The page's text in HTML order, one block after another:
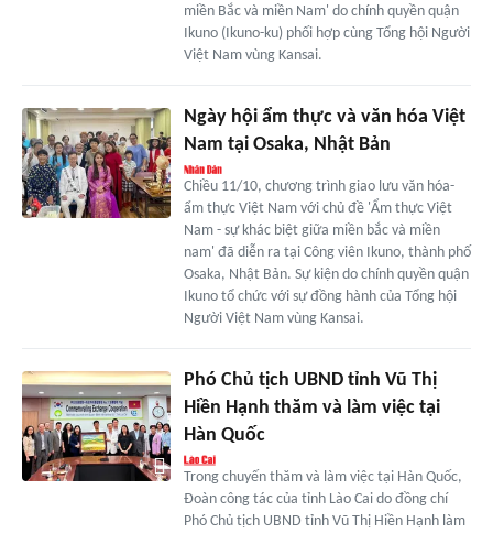
miền Bắc và miền Nam' do chính quyền quận
Ikuno (Ikuno-ku) phối hợp cùng Tổng hội Người
Việt Nam vùng Kansai.
Ngày hội ẩm thực và văn hóa Việt
Nam tại Osaka, Nhật Bản
Chiều 11/10, chương trình giao lưu văn hóa-
ẩm thực Việt Nam với chủ đề 'Ẩm thực Việt
Nam - sự khác biệt giữa miền bắc và miền
nam' đã diễn ra tại Công viên Ikuno, thành phố
Osaka, Nhật Bản. Sự kiện do chính quyền quận
Ikuno tổ chức với sự đồng hành của Tổng hội
Người Việt Nam vùng Kansai.
Phó Chủ tịch UBND tỉnh Vũ Thị
Hiền Hạnh thăm và làm việc tại
Hàn Quốc
Trong chuyến thăm và làm việc tại Hàn Quốc,
Đoàn công tác của tỉnh Lào Cai do đồng chí
Phó Chủ tịch UBND tỉnh Vũ Thị Hiền Hạnh làm